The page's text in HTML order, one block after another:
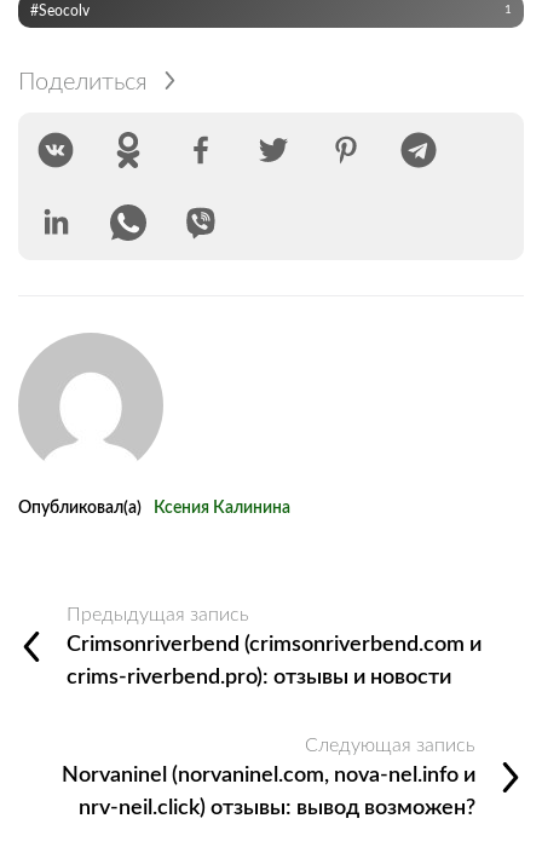
#Seocolv 1
Поделиться
Опубликовал(а) Ксения Калинина
Предыдущая запись
Crimsonriverbend (crimsonriverbend.com и
crims-riverbend.pro): отзывы и новости
Следующая запись
Norvaninel (norvaninel.com, nova-nel.info и
nrv-neil.click) отзывы: вывод возможен?